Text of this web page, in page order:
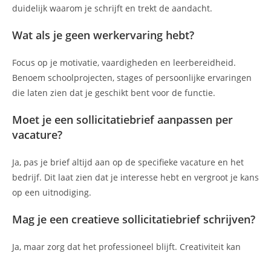
duidelijk waarom je schrijft en trekt de aandacht.
Wat als je geen werkervaring hebt?
Focus op je motivatie, vaardigheden en leerbereidheid.
Benoem schoolprojecten, stages of persoonlijke ervaringen
die laten zien dat je geschikt bent voor de functie.
Moet je een sollicitatiebrief aanpassen per
vacature?
Ja, pas je brief altijd aan op de specifieke vacature en het
bedrijf. Dit laat zien dat je interesse hebt en vergroot je kans
op een uitnodiging.
Mag je een creatieve sollicitatiebrief schrijven?
Ja, maar zorg dat het professioneel blijft. Creativiteit kan